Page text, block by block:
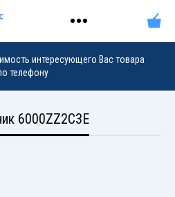
интересующего Вас товара
телефону
6000ZZ2C3E